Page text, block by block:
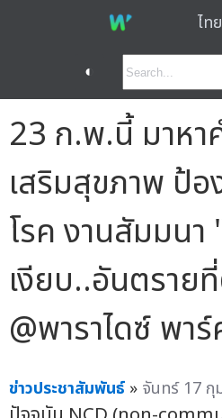
ไทย
◐
23 ก.พ.นี้ มาหา
เสริมสุขภาพ ป้
โรค งานสัมมน
เงียบ..อันตราย
@พาราไดซ์ พา
ข่าวประชาสัมพันธ์ » จันทร์ 17 กุ